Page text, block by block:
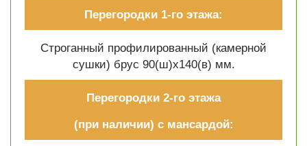
Перегородки 1-го этажа:
Строганный профилированный (камерной
сушки) брус 90(ш)х140(в) мм.
Перегородки 2-го этажа
(при наличии) с мансардой: